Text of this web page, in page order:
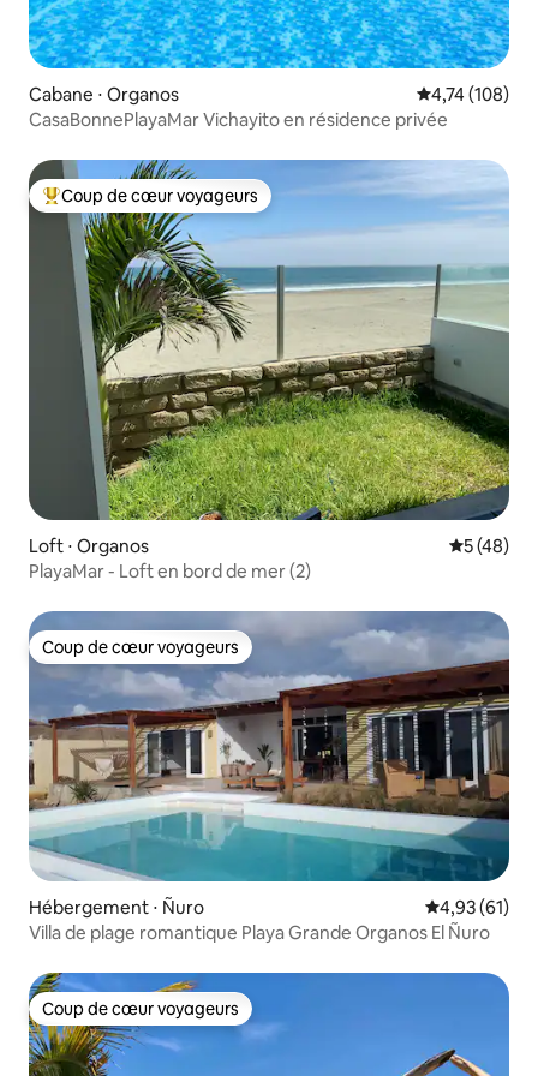
Cabane ⋅ Organos Évaluation
4,74 (108)
CasaBonnePlayaMar Vichayito en résidence privée
Coups de cœur voyageurs les plus appréciés
Coup de cœur voyageurs
Loft ⋅ Organos
5 (48)
PlayaMar - Loft en bord de mer (2)
Coup de cœur voyageurs
Coup de cœur voyageurs
Hébergement ⋅ Ñuro Évaluation
4,93 (61)
Villa de plage romantique Playa Grande Organos El Ñuro
Coup de cœur voyageurs
Coup de cœur voyageurs